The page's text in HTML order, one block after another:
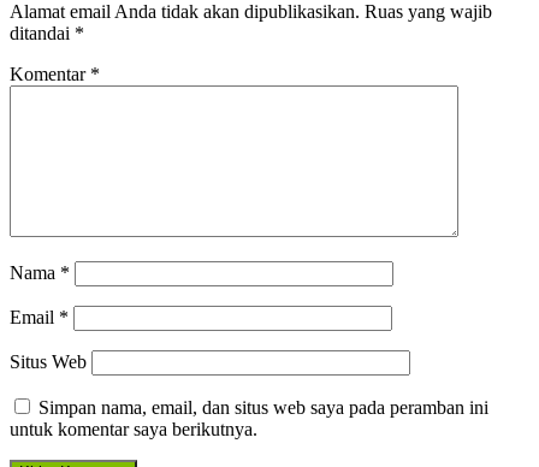
Alamat email Anda tidak akan dipublikasikan. Ruas yang wajib
ditandai *
Komentar *
Nama *
Email *
Situs Web
Simpan nama, email, dan situs web saya pada peramban ini
untuk komentar saya berikutnya.